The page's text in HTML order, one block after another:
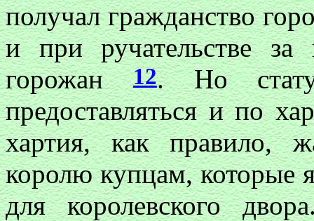
получал гражданство
и при ручательстве
горожан12. Но
предоставляться и по
хартия, как правило,
королю купцам, которые
для королевского